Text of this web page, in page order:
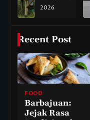
2026
Recent Post
FOOD
Barbajuan:
Jejak Rasa